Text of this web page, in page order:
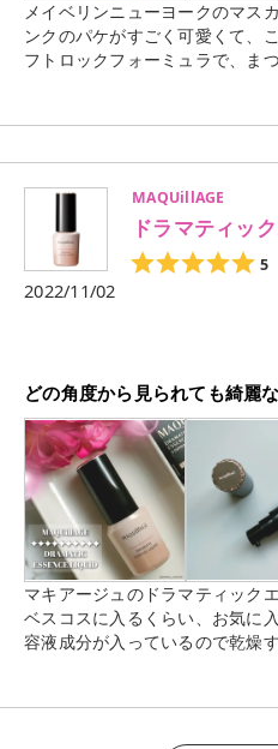
メイベリンニューヨークのマスカラ スカイ
ンクのパケがすごく可愛くて、こ
フトロックフォーミュラで、ま
でキャッチしてくれて、根元か
ると綺麗にまつ毛が伸びて塗布するこ
かり塗布することで上向きまつ
マスクの湿気にも強いと思います ポイントメイクリムーバー必
須です ●毛髪補修成分配合 ●ウォータープルーフ ●長時間キー
プ ●無香料
MAQUillAGE
ドラマティッ
5
2022/11/02
どの角度から見られても綺麗
マキアージュのドラマティック
ベスコスに入るくらい、お気に入
容液成分が入っているので乾燥
綺麗な肌に見え 美肌が持続してくれます 肌トラ